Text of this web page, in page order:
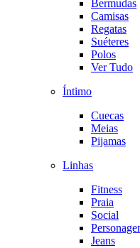
Bermudas
Camisas
Regatas
Suéteres
Polos
Ver Tudo
Íntimo
Cuecas
Meias
Pijamas
Linhas
Fitness
Praia
Social
Jeans